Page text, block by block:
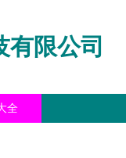
限公司
全